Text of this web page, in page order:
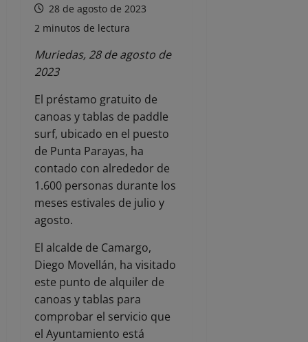
28 de agosto de 2023
2 minutos de lectura
Muriedas, 28 de agosto de
2023
El préstamo gratuito de
canoas y tablas de paddle
surf, ubicado en el puesto
de Punta Parayas, ha
contado con alrededor de
1.600 personas durante los
meses estivales de julio y
agosto.
El alcalde de Camargo,
Diego Movellán, ha visitado
este punto de alquiler de
canoas y tablas para
comprobar el servicio que
el Ayuntamiento está